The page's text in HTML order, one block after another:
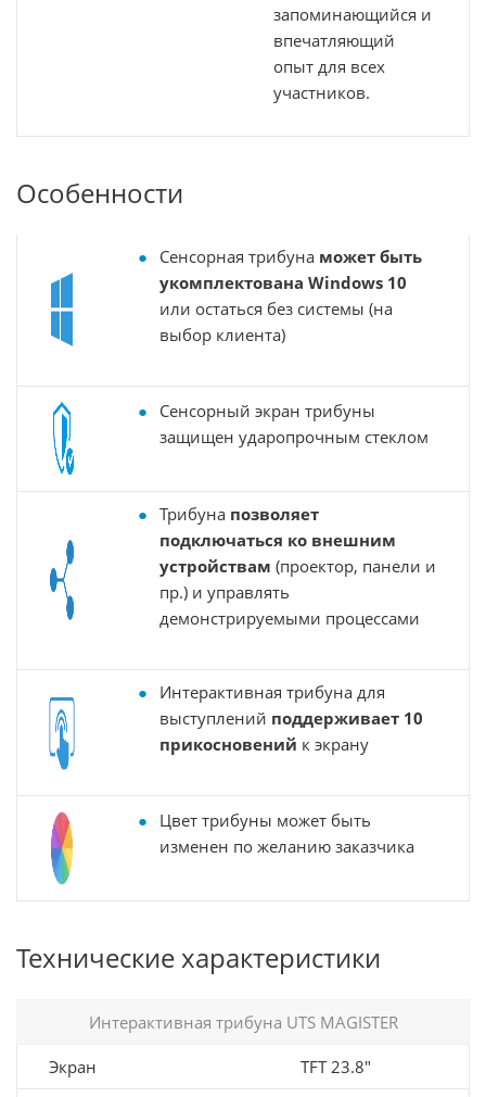
запоминающийся и
впечатляющий
опыт для всех
участников.
Особенности
Сенсорная трибуна может быть
укомплектована Windows 10
или остаться без системы (на
выбор клиента)
Сенсорный экран трибуны
защищен ударопрочным стеклом
Трибуна позволяет
подключаться ко внешним
устройствам (проектор, панели и
пр.) и управлять
демонстрируемыми процессами
Интерактивная трибуна для
выступлений поддерживает 10
прикосновений к экрану
Цвет трибуны может быть
изменен по желанию заказчика
Технические характеристики
Интерактивная трибуна UTS MAGISTER
Экран TFT 23.8"